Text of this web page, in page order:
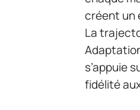
créent un
La
s’appuie
fidélité